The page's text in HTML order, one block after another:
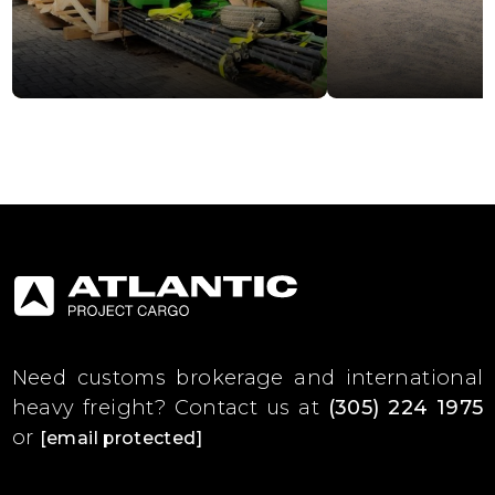
Need customs brokerage and international
heavy freight? Contact us at (305) 224 1975
or [email protected]